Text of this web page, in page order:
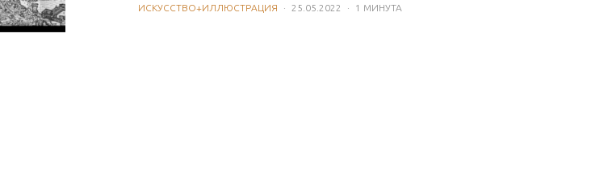
ИСКУССТВО+ИЛЛЮСТРАЦИЯ · 25.05.2022 · 1 МИНУТА